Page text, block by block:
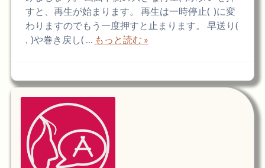
すと、再生が始まります。 再生は一時停止( )に変
わりますのでもう一度押すと止まります。 早送り(
, )や巻き戻し( … もっと読む »